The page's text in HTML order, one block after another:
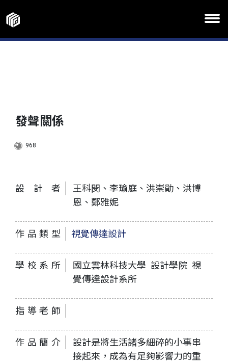
發聲關係
968
設計者
王科閔、李瑜庭、洪崇勛、洪博
恩、鄭雅妮
作品類型 視覺傳達設計
學校系所
國立雲林科技大學 設計學院 視
覺傳達設計系所
指導老師
作品簡介
設計是將生活諸多細碎的小事串
接起來，成為有足夠影響力的重